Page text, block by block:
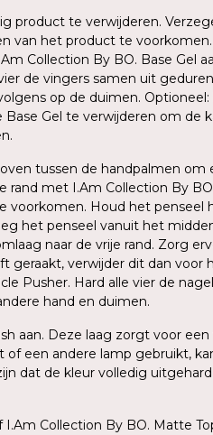
product te verwijderen.
van het product te
Collection By BO. Base Gel
de vingers samen uit
op de duimen.
Gel te verwijderen om de
tussen de handpalmen om
met I.Am Collection By
voorkomen. Houd het penseel
het penseel vanuit het
naar de vrije rand. Zorg
geraakt, verwijder dit dan voor
Pusher. Hard alle vier de
hand en duimen.
aan. Deze laag zorgt voor een
een andere lamp gebruikt,
dat de kleur volledig
Collection By BO. Matte